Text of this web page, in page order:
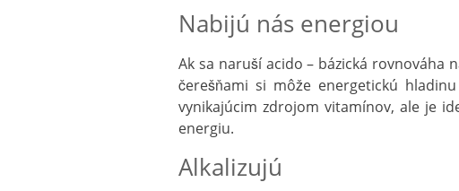
Nabijú nás energiou
Ak sa naruší acido – bázická rovnováha
čerešňami si môže energetickú
vynikajúcim zdrojom vitamínov, ale je
energiu.
Alkalizujú